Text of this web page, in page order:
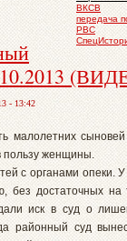
ВКСВ
передача
РВС
- 13:42
малолетних
пользу женщины.
с органами опеки.
без достаточных на
иск в суд о
районный суд